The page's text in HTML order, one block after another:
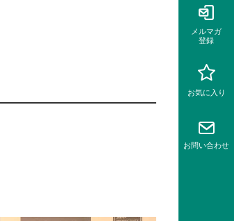
メルマガ
登録
お気に入り
お問い合わせ